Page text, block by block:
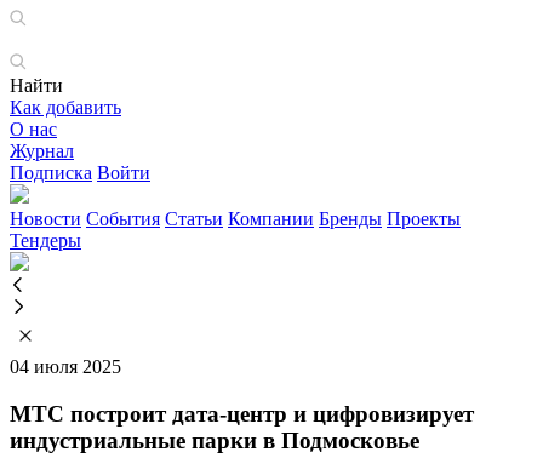
Найти
Как добавить
О нас
Журнал
Подписка Войти
Новости События Статьи Компании Бренды Проекты
Тендеры
04 июля 2025
МТС построит дата-центр и цифровизирует
индустриальные парки в Подмосковье